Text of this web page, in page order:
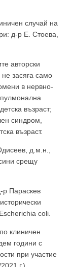
случай на
д-р Е. Стоева,
авторски
засяга само
в нервно-
възраст;
синдром,
възраст.
д.м.н.,
срещу
Параскев
coli.
клиничен
години с
при участие